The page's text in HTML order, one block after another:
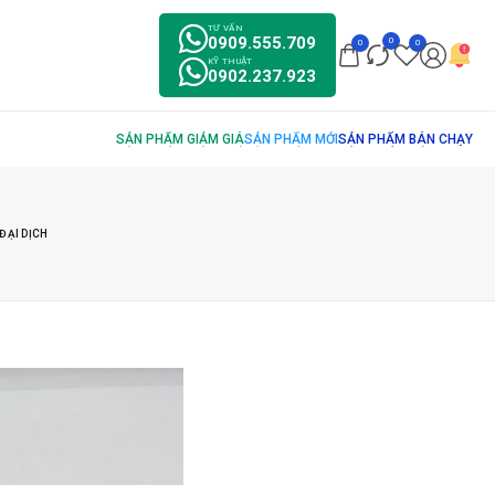
0909.555.709
TƯ VẤN
0902.237.923
KỸ THUẬT
0 0 0
DỊCH